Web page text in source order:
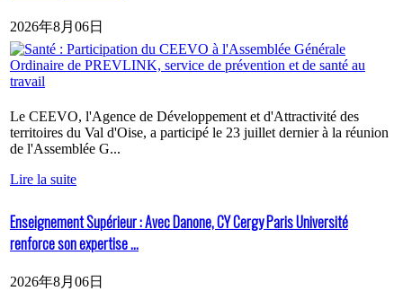
2026年8月06日
Le CEEVO, l'Agence de Développement et d'Attractivité des
territoires du Val d'Oise, a participé le 23 juillet dernier à la réunion
de l'Assemblée G...
Lire la suite
Enseignement Supérieur : Avec Danone, CY Cergy Paris Université
renforce son expertise ...
2026年8月06日